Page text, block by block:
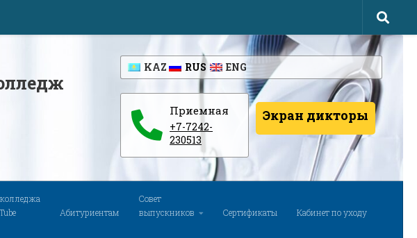
KAZ RUS ENG
Приемная
+7-7242-
230513
Экран дикторы
Абитуриентам
Совет
выпускников
Сертификаты Кабинет по уходу